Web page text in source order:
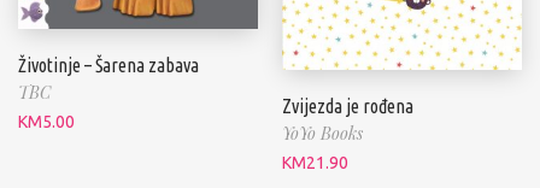
Životinje – Šarena zabava
TBC
KM5.00
Zvijezda je rođena
YoYo Books
KM21.90